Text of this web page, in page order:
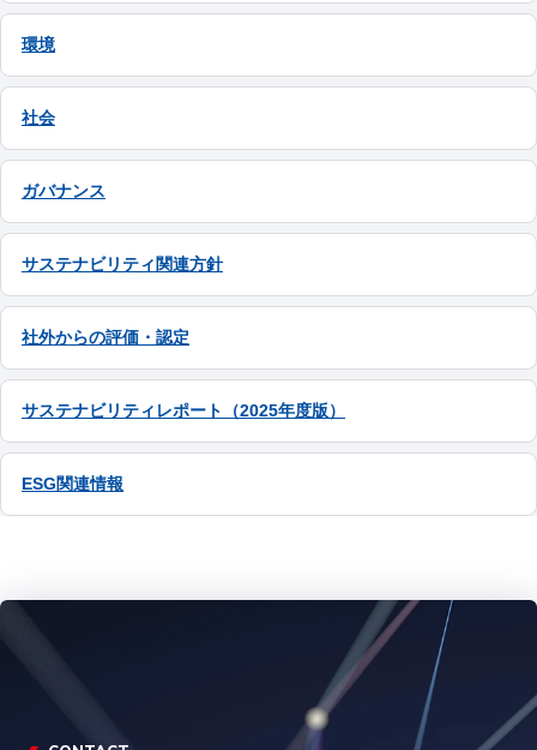
環境
社会
ガバナンス
サステナビリティ関連方針
社外からの評価・認定
サステナビリティレポート（2025年度版）
ESG関連情報